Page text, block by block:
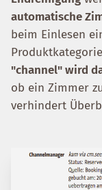
automatische
beim Einlesen
"channel" wird
ob ein Zimmer
verhindert